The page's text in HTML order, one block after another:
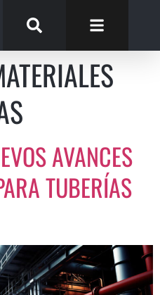
AVANCES
TUBERÍAS